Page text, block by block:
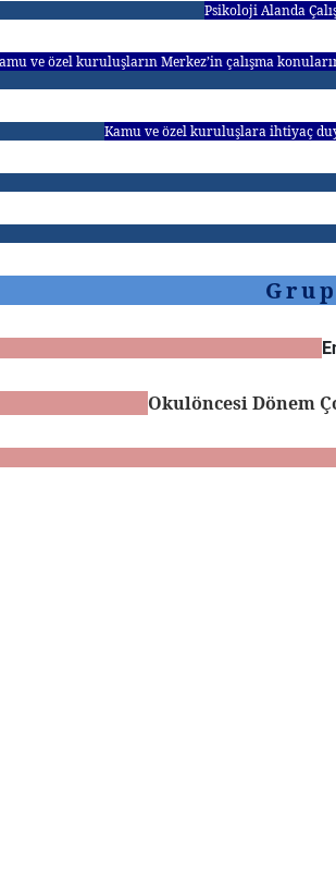
Psikoloji Alanda
ve özel kuruluşların Merkez’in çalışma
Kamu ve özel kuruluşlara ihtiyaç
Okulöncesi Dönem